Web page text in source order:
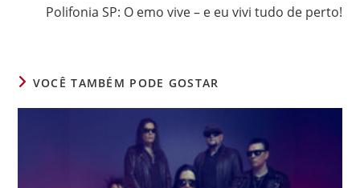
Polifonia SP: O emo vive – e eu vivi tudo de perto!
VOCÊ TAMBÉM PODE GOSTAR